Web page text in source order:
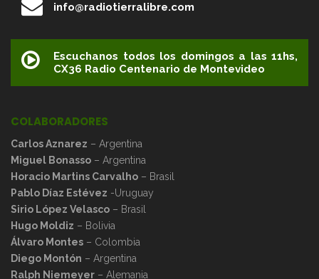
info@radiotierralibre.com
Escuchanos todos los domingos a las 11hs,
CX36 Radio Centenario de Montevideo
COLABORADORES
Carlos Aznarez – Argentina
Miguel Bonasso – Argentina
Horacio Martins Carvalho – Brasil
Pablo Díaz Estévez -Uruguay
Sirio López Velasco – Brasil
Hugo Moldiz – Bolivia
Álvaro Montes – Colombia
Diego Montón – Argentina
Ralph Niemeyer – Alemania